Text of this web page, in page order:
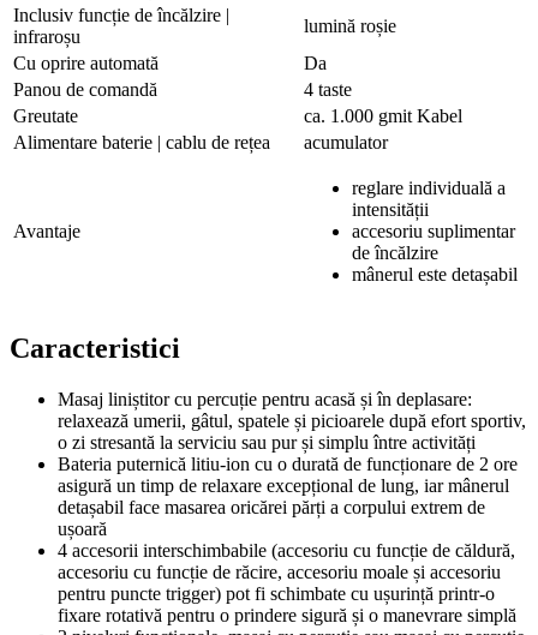
Inclusiv funcție de încălzire |
infraroșu
lumină roșie
Cu oprire automată
Da
Panou de comandă
4 taste
Greutate
ca. 1.000 gmit Kabel
Alimentare baterie | cablu de rețea
acumulator
Avantaje
reglare individuală a
intensității
accesoriu suplimentar
de încălzire
mânerul este detașabil
Caracteristici
Masaj liniștitor cu percuție pentru acasă și în deplasare:
relaxează umerii, gâtul, spatele și picioarele după efort sportiv,
o zi stresantă la serviciu sau pur și simplu între activități
Bateria puternică litiu-ion cu o durată de funcționare de 2 ore
asigură un timp de relaxare excepțional de lung, iar mânerul
detașabil face masarea oricărei părți a corpului extrem de
ușoară
4 accesorii interschimbabile (accesoriu cu funcție de căldură,
accesoriu cu funcție de răcire, accesoriu moale și accesoriu
pentru puncte trigger) pot fi schimbate cu ușurință printr-o
fixare rotativă pentru o prindere sigură și o manevrare simplă